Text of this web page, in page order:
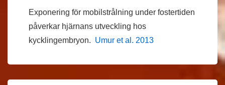
Exponering för mobilstrålning under fostertiden
påverkar hjärnans utveckling hos
kycklingembryon. Umur et al. 2013